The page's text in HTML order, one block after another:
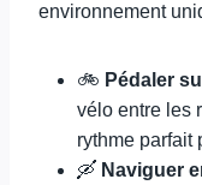
environnement
🚲 Pédaler
vélo entre les
rythme parfait
🛶 Naviguer